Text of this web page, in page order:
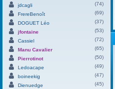
jdcagli
(74)
FrereBenoît
(69)
DOGUET Léo
(37)
jfontaine
(53)
Cassiel
(72)
Manu Cavalier
(65)
Pierrotinot
(50)
Ledoacape
(49)
boineekig
(47)
Dienuedge
(45)